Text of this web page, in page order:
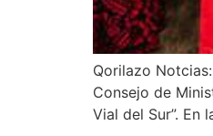
Qorilazo
Consejo de
Vial del Sur”.